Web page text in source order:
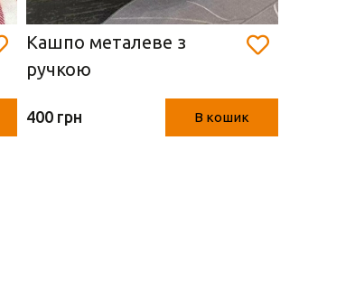
Кашпо металеве з
ручкою
400 грн В кошик